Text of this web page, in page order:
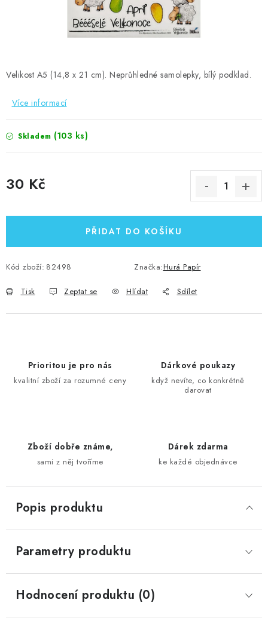
Podmínky ochrany osobních údajů
Ověřování recenzí
Velikost A5 (14,8 x 21 cm). Neprůhledné samolepky, bílý podklad.
Více informací
Skladem (103 ks)
30 Kč
PŘIDAT DO KOŠÍKU
Kód zboží: 82498 Značka:Hurá Papír
Tisk Zeptat se Hlídat Sdílet
Prioritou je pro nás
kvalitní zboží za rozumné ceny
Dárkové poukazy
když nevíte, co konkrétně
darovat
Zboží dobře známe,
sami z něj tvoříme
Dárek zdarma
ke každé objednávce
Popis produktu
Parametry produktu
Hodnocení produktu (0)